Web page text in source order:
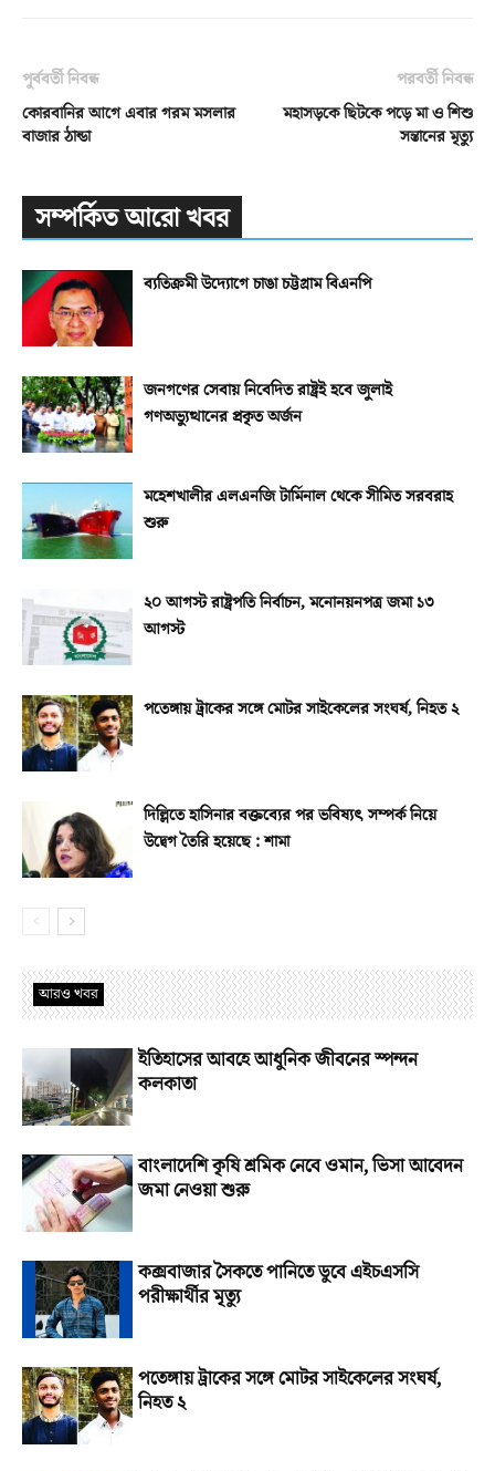
পূর্ববর্তী নিবন্ধ
কোরবানির আগে এবার গরম মসলার
বাজার ঠান্ডা
পরবর্তী নিবন্ধ
মহাসড়কে ছিটকে পড়ে মা ও শিশু
সন্তানের মৃত্যু
সম্পর্কিত আরো খবর
ব্যতিক্রমী উদ্যোগে চাঙা চট্টগ্রাম বিএনপি
জনগণের সেবায় নিবেদিত রাষ্ট্রই হবে জুলাই
গণঅভ্যুত্থানের প্রকৃত অর্জন
মহেশখালীর এলএনজি টার্মিনাল থেকে সীমিত সরবরাহ
শুরু
২০ আগস্ট রাষ্ট্রপতি নির্বাচন, মনোনয়নপত্র জমা ১৩
আগস্ট
পতেঙ্গায় ট্রাকের সঙ্গে মোটর সাইকেলের সংঘর্ষ, নিহত ২
দিল্লিতে হাসিনার বক্তব্যের পর ভবিষ্যৎ সম্পর্ক নিয়ে
উদ্বেগ তৈরি হয়েছে : শামা
আরও খবর
ইতিহাসের আবহে আধুনিক জীবনের স্পন্দন
কলকাতা
বাংলাদেশি কৃষি শ্রমিক নেবে ওমান, ভিসা আবেদন
জমা নেওয়া শুরু
কক্সবাজার সৈকতে পানিতে ডুবে এইচএসসি
পরীক্ষার্থীর মৃত্যু
পতেঙ্গায় ট্রাকের সঙ্গে মোটর সাইকেলের সংঘর্ষ,
নিহত ২